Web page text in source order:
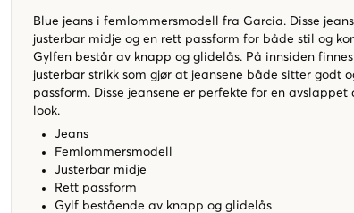
Blue jeans i femlommersmodell fra Garcia. Disse
justerbar midje og en rett passform for både stil og
Gylfen består av knapp og glidelås. På innsiden
justerbar strikk som gjør at jeansene både sitter godt
passform. Disse jeansene er perfekte for en avslappet
look.
Jeans
Femlommersmodell
Justerbar midje
Rett passform
Gylf bestående av knapp og glidelås